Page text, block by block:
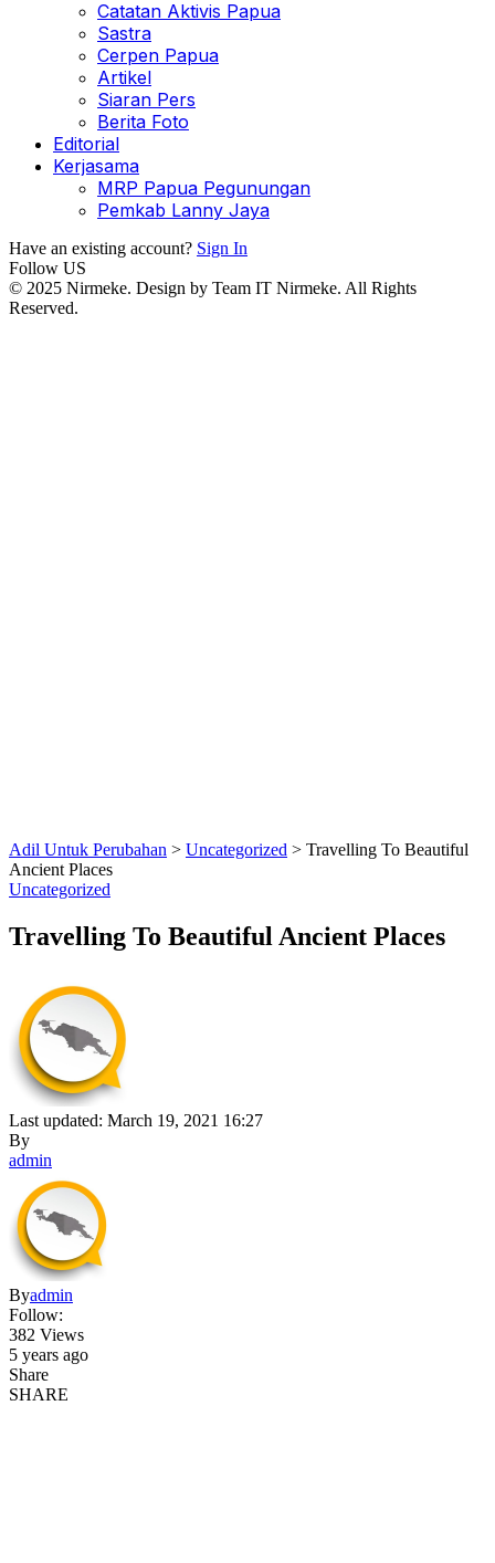
Catatan Aktivis Papua
Sastra
Cerpen Papua
Artikel
Siaran Pers
Berita Foto
Editorial
Kerjasama
MRP Papua Pegunungan
Pemkab Lanny Jaya
Have an existing account? Sign In
Follow US
© 2025 Nirmeke. Design by Team IT Nirmeke. All Rights
Reserved.
Adil Untuk Perubahan > Uncategorized > Travelling To Beautiful
Ancient Places
Uncategorized
Travelling To Beautiful Ancient Places
Last updated: March 19, 2021 16:27
By
admin
Byadmin
Follow:
382 Views
5 years ago
Share
SHARE